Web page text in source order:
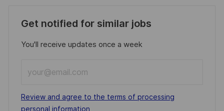
Get notified for similar jobs
You'll receive updates once a week
Email
address
(Required)
Required
Review and agree to the terms of processing
personal information